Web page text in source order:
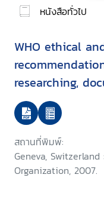
หนังสือทั่วไป
WHO ethical
researching,
monitoring
emergencies
สถานที่พิมพ์:
Geneva,
Organization, 2007.